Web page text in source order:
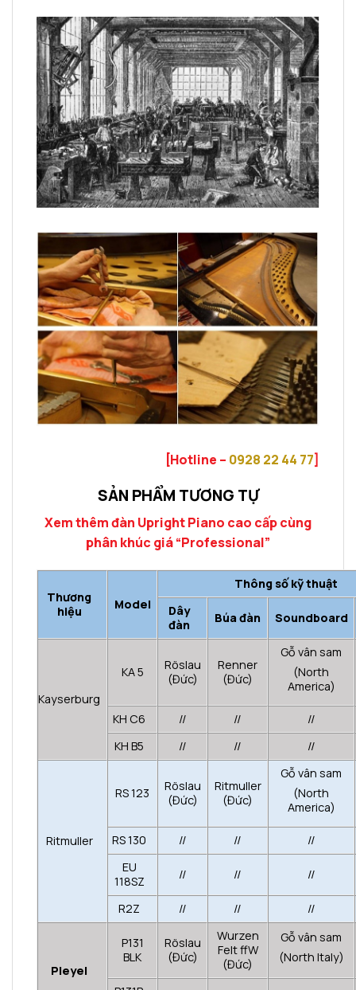
[Hotline – 0928 22 44 77]
SẢN PHẨM TƯƠNG TỰ
Xem thêm đàn Upright Piano cao cấp cùng
phân khúc giá “Professional”
Thương
hiệu
Model
Thông số kỹ thuật
Dây
đàn
Búa đàn Soundboard
Kayserburg
KA 5
Röslau
(Đức)
Renner
(Đức)
Gỗ vân sam
(North
America)
KH C6 // //
//
KH B5
// // //
Ritmuller
RS 123
Röslau
(Đức)
Ritmuller
(Đức)
Gỗ vân sam
(North
America)
RS 130 // //
//
EU
118SZ
// // //
R2Z // // //
Pleyel
P131
BLK
Röslau
(Đức)
Wurzen
Felt ffW
(Đức)
Gỗ vân sam
(North Italy)